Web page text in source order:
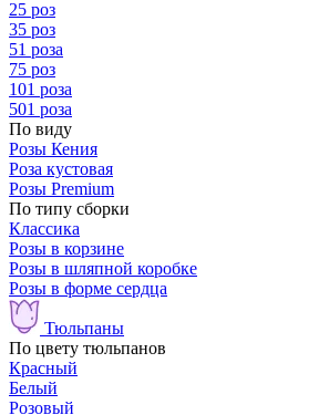
25 роз
35 роз
51 роза
75 роз
101 роза
501 роза
По виду
Розы Кения
Роза кустовая
Розы Premium
По типу сборки
Классика
Розы в корзине
Розы в шляпной коробке
Розы в форме сердца
Тюльпаны
По цвету тюльпанов
Красный
Белый
Розовый